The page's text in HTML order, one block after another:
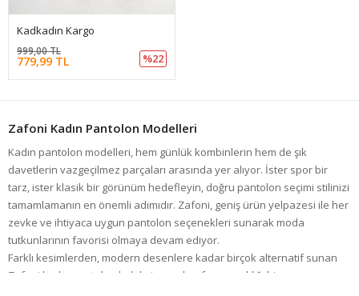
Kadkadın Kargo
779,99 TL
999,00 TL
%22
Zafoni Kadın Pantolon Modelleri
Kadın pantolon modelleri, hem günlük kombinlerin hem de şık
davetlerin vazgeçilmez parçaları arasında yer alıyor. İster spor bir
tarz, ister klasik bir görünüm hedefleyin, doğru pantolon seçimi stilinizi
tamamlamanın en önemli adımıdır. Zafoni, geniş ürün yelpazesi ile her
zevke ve ihtiyaca uygun pantolon seçenekleri sunarak moda
tutkunlarının favorisi olmaya devam ediyor.
Farklı kesimlerden, modern desenlere kadar birçok alternatif sunan
Zafoni kadın pantolon
koleksiyonu, konforu ve şıklığı bir araya